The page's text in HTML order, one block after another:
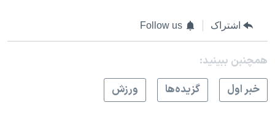
اشتراک Follow us
همچنبن ببینید:
خبر اول
گزيده‌ها ورزش